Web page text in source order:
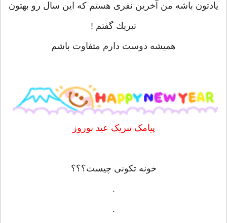
يادتون باشه من آخرين نفری هستم كه اين سال رو بهتون
تبريك گفتم !
همیشه دوست دارم متفاوت باشم
پیامک تبریک عید نوروز
خونه تکونی چیست؟؟؟
.
.